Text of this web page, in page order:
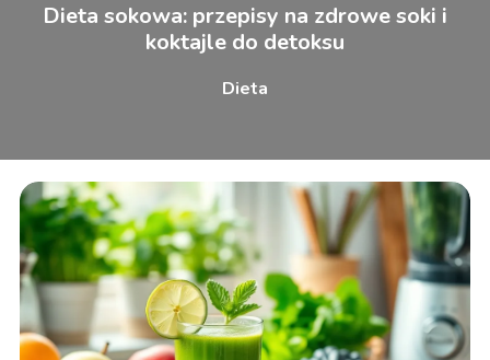
Dieta sokowa: przepisy na zdrowe soki i
koktajle do detoksu
Dieta